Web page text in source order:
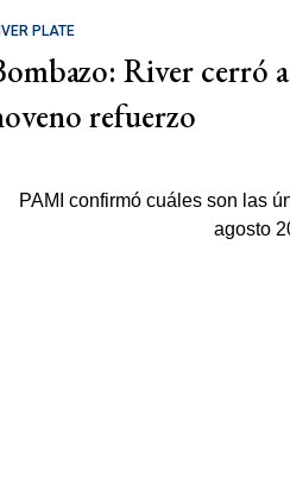
PLATE
River cerró
refuerzo